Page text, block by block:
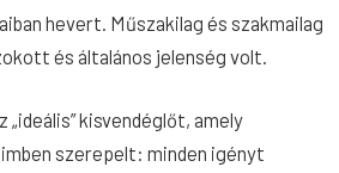
hevert. Műszakilag és szakmailag
és általános jelenség volt.
kisvendéglőt, amely
szerepelt: minden igényt